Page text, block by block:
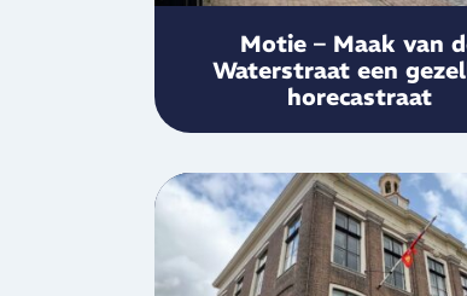
Motie – Maak van
Waterstraat een
horecastraat